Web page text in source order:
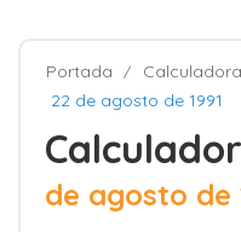
Portada
22 de agosto de 1991
de agosto de